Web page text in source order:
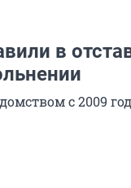
в
с 2009